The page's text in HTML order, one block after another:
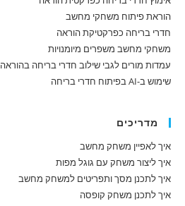
הוראת פיתוח משחקי מחשב
חדרי בריחה כפרקטיקת הוראה
משחקי מחשב משפרים מיומנויות
עמדות מורים לגבי שילוב חדרי בריחה בהוראה
שימוש ב-AI בפיתוח חדרי בריחה
מדריכים
איך לאפיין משחק מחשב
איך ליצור משחק עם גוגל מפות
איך לתכנן מסך ותפריטים למשחק מחשב
איך לתכנן משחק קופסה